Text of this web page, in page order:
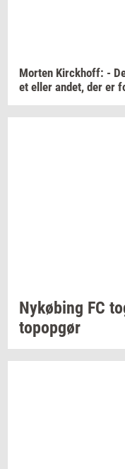
Mor­ten Kirck­hoff: -
et eller andet, der er
Ny­kø­bing FC
topop­gør